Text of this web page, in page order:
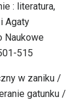
: literatura,
Agaty
Naukowe
515
w zaniku /
gatunku /